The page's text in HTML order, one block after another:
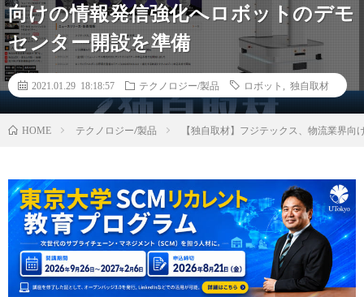
向けの情報発信強化へロボットのデモ
センター開設を準備
2021.01.29 18:18:57 テクノロジー/製品 ロボット 独自取材
HOME テクノロジー/製品 【独自取材】フジテックス、物流業界